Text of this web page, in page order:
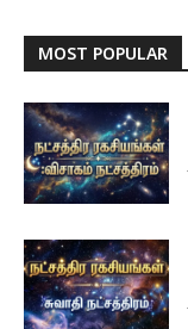
MOST POPULAR